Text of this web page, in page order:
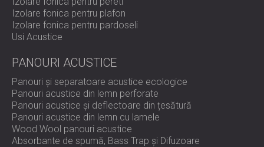
Izolare fonica pentru plafon
Izolare fonica pentru pardoseli
Usi Acustice
PANOURI ACUSTICE
Panouri și separatoare acustice ecologice
Panouri acustice din lemn perforate
Panouri acustice și deflectoare din țesătură
Panouri acustice din lemn cu lamele
Wood Wool panouri acustice
Absorbante de spumă, Bass Trap și Difuzoare